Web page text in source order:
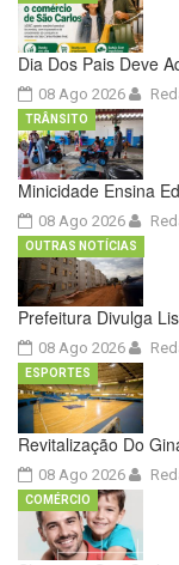
Dia Dos Pais Deve
08 Ago 2026
Minicidade Ensina
08 Ago 2026
TRÂNSITO
Prefeitura Divulga
08 Ago 2026
OUTRAS NOTÍCIAS
Revitalização Do
08 Ago 2026
ESPORTES
COMÉRCIO